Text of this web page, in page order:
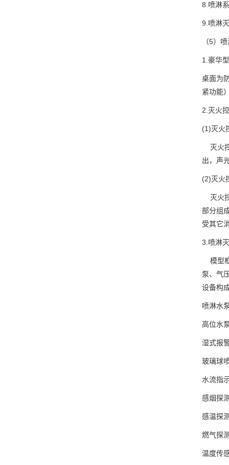
8.喷淋
9.喷淋
（5）
1.豪华
桌面为
紧功能
2.灭火
(1)灭火
灭火
出，声
(2)灭火
灭火
部分组
受其它
3.喷淋
模型
泵、气
设备构
喷淋水
高位水
湿式报
玻璃球
水流指
感烟探
感温探
燃气探
温度传